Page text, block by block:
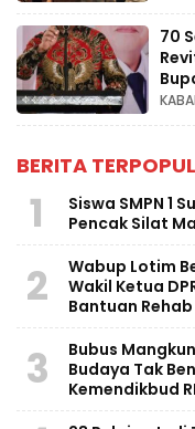
70
BERITA
1
Siswa SMPN 1
Pencak Silat
2
Wabup Lotim
Wakil Ketua
Bantuan
3
Bubus
Budaya Tak
Kemendikbud RI